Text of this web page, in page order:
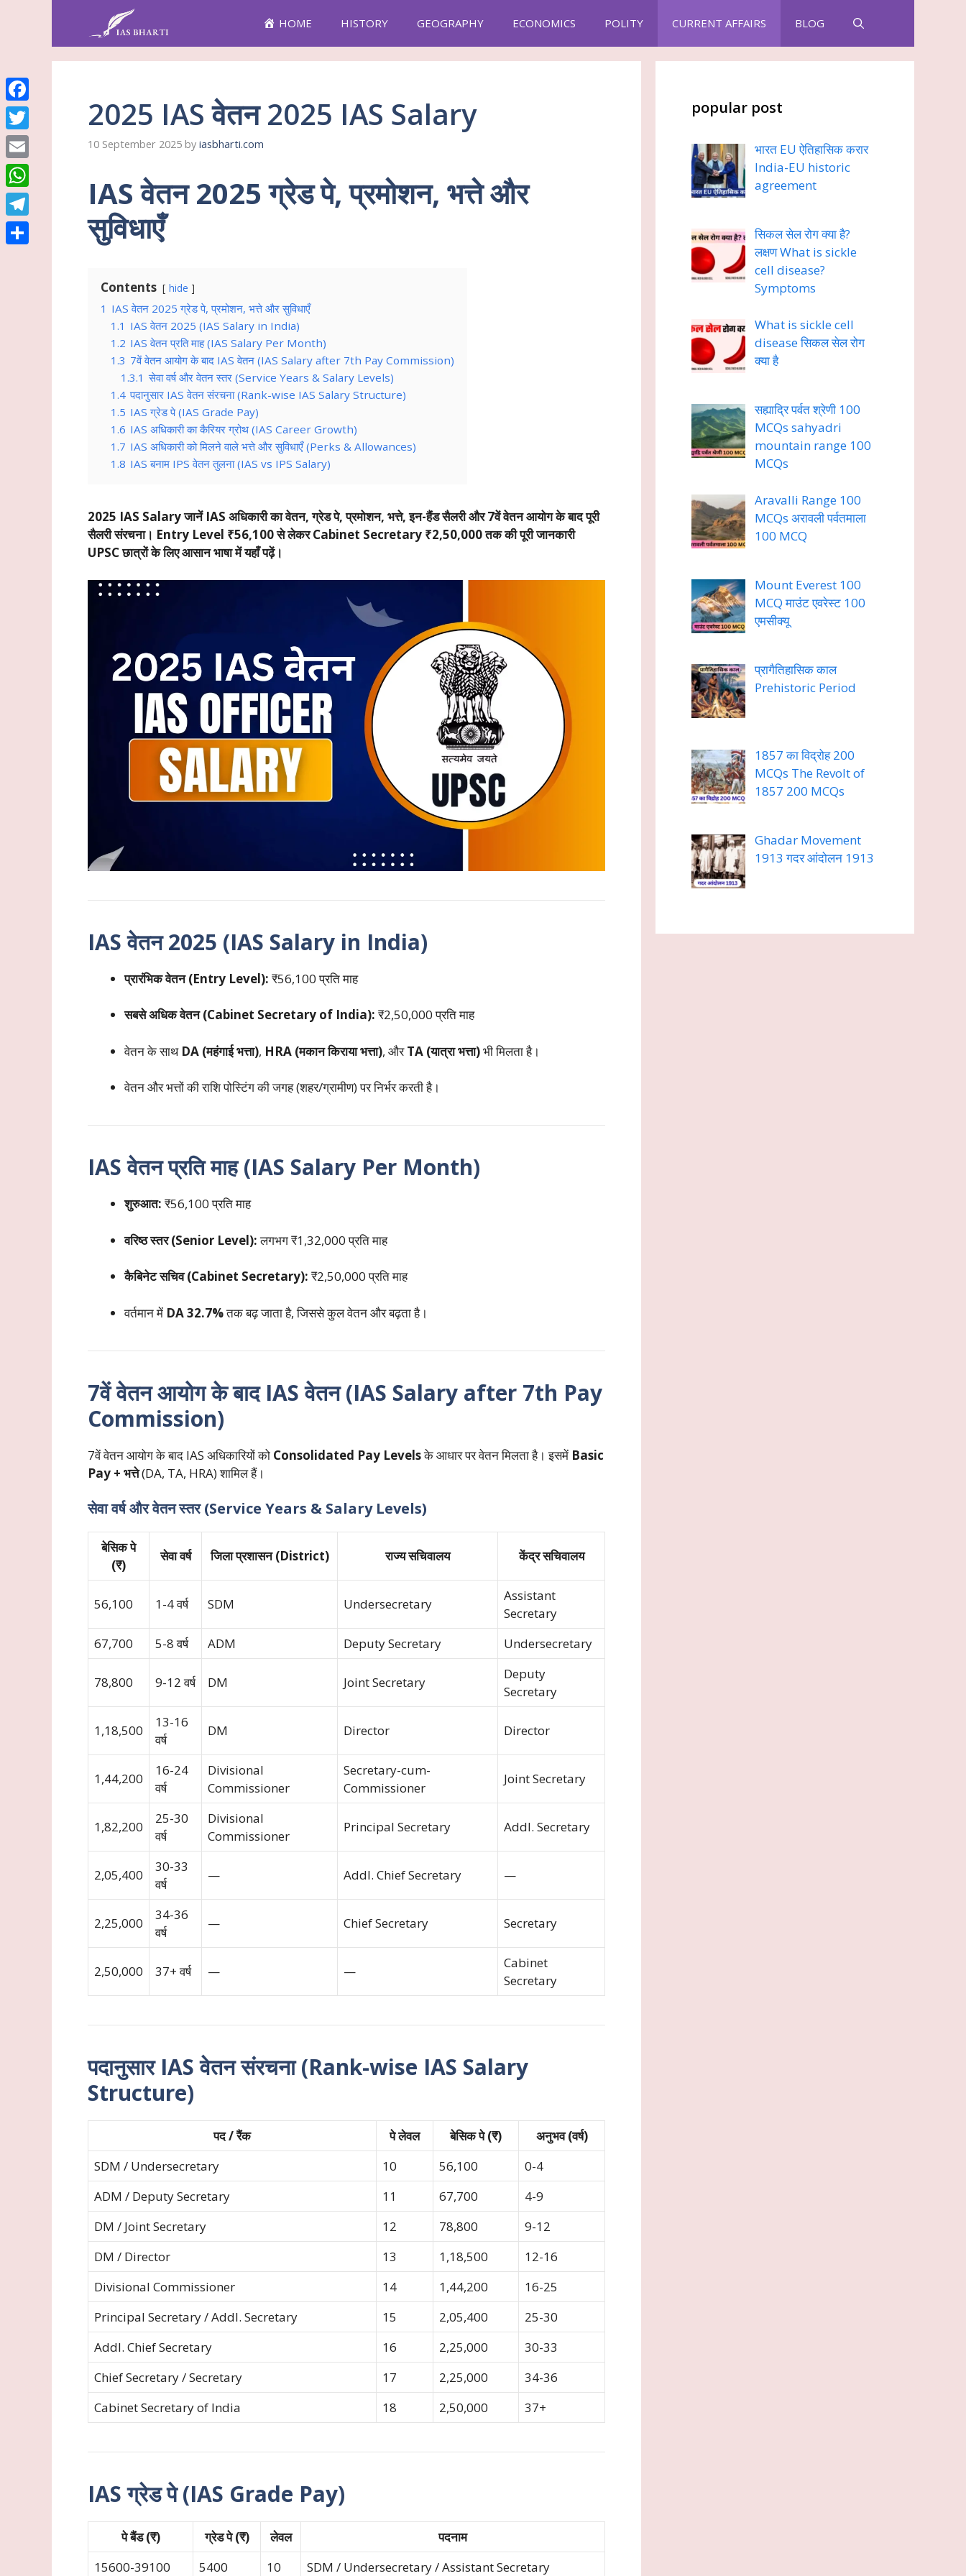
HOME HISTORY GEOGRAPHY ECONOMICS POLITY CURRENT AFFAIRS BLOG
2025 IAS वेतन 2025 IAS Salary
10 September 2025 by iasbharti.com
IAS वेतन 2025 ग्रेड पे, प्रमोशन, भत्ते और
सुविधाएँ
Contents hide
1 IAS वेतन 2025 ग्रेड पे, प्रमोशन, भत्ते और सुविधाएँ
1.1 IAS वेतन 2025 (IAS Salary in India)
1.2 IAS वेतन प्रति माह (IAS Salary Per Month)
1.3 7वें वेतन आयोग के बाद IAS वेतन (IAS Salary after 7th Pay Commission)
1.3.1 सेवा वर्ष और वेतन स्तर (Service Years & Salary Levels)
1.4 पदानुसार IAS वेतन संरचना (Rank-wise IAS Salary Structure)
1.5 IAS ग्रेड पे (IAS Grade Pay)
1.6 IAS अधिकारी का कैरियर ग्रोथ (IAS Career Growth)
1.7 IAS अधिकारी को मिलने वाले भत्ते और सुविधाएँ (Perks & Allowances)
1.8 IAS बनाम IPS वेतन तुलना (IAS vs IPS Salary)
2025 IAS Salary जानें IAS अधिकारी का वेतन, ग्रेड पे, प्रमोशन, भत्ते, इन-हैंड सैलरी और 7वें वेतन आयोग के बाद पूरी
सैलरी संरचना। Entry Level ₹56,100 से लेकर Cabinet Secretary ₹2,50,000 तक की पूरी जानकारी
UPSC छात्रों के लिए आसान भाषा में यहाँ पढ़ें।
IAS वेतन 2025 (IAS Salary in India)
प्रारंभिक वेतन (Entry Level): ₹56,100 प्रति माह
सबसे अधिक वेतन (Cabinet Secretary of India): ₹2,50,000 प्रति माह
वेतन के साथ DA (महंगाई भत्ता), HRA (मकान किराया भत्ता), औरTA (यात्रा भत्ता)भी मिलता है।
वेतन और भत्तों की राशि पोस्टिंग की जगह (शहर/ग्रामीण) पर निर्भर करती है।
IAS वेतन प्रति माह (IAS Salary Per Month)
शुरुआत: ₹56,100 प्रति माह
वरिष्ठ स्तर (Senior Level):लगभग ₹1,32,000 प्रति माह
कैबिनेट सचिव (Cabinet Secretary): ₹2,50,000 प्रति माह
वर्तमान में DA 32.7%तक बढ़ जाता है, जिससे कुल वेतन और बढ़ता है।
7वें वेतन आयोग के बाद IAS वेतन (IAS Salary after 7th Pay
Commission)
7वें वेतन आयोग के बाद IAS अधिकारियों को Consolidated Pay Levelsके आधार पर वेतन मिलता है। इसमें Basic
Pay + भत्ते(DA, TA, HRA) शामिल हैं।
सेवा वर्ष और वेतन स्तर (Service Years & Salary Levels)
बेसिक पे
(₹)
सेवा वर्ष जिला प्रशासन (District) राज्य सचिवालय केंद्र सचिवालय
56,100 1-4 वर्ष SDM Undersecretary
Assistant
Secretary
67,700
5-8 वर्ष ADM Deputy Secretary Undersecretary
78,800 9-12 वर्ष DM Joint Secretary
Deputy
Secretary
1,18,500
13-16
वर्ष
DM Director Director
1,44,200
16-24
वर्ष
Divisional
Commissioner
Secretary-cum-
Commissioner
Joint Secretary
1,82,200
25-30
वर्ष
Divisional
Commissioner
Principal Secretary Addl. Secretary
2,05,400
30-33
वर्ष
— Addl. Chief Secretary —
2,25,000
34-36
वर्ष
— Chief Secretary Secretary
2,50,000 37+ वर्ष — —
Cabinet
Secretary
पदानुसार IAS वेतन संरचना (Rank-wise IAS Salary
Structure)
पद / रैंक पे लेवल बेसिक पे (₹)
अनुभव (वर्ष)
SDM / Undersecretary
10 56,100
0-4
ADM / Deputy Secretary
11 67,700
4-9
DM / Joint Secretary
12 78,800
9-12
DM / Director
13 1,18,500
12-16
Divisional Commissioner
14 1,44,200
16-25
Principal Secretary / Addl. Secretary
15 2,05,400
25-30
Addl. Chief Secretary
16 2,25,000
30-33
Chief Secretary / Secretary
17 2,25,000
34-36
Cabinet Secretary of India
18 2,50,000 37+
IAS ग्रेड पे (IAS Grade Pay)
पे बैंड (₹) ग्रेड पे (₹) लेवल
पदनाम
15600-39100
5400 10 SDM / Undersecretary / Assistant Secretary
popular post
भारत EU ऐतिहासिक करार
India-EU historic
agreement
सिकल सेल रोग क्या है?
लक्षण What is sickle
cell disease?
Symptoms
What is sickle cell
disease सिकल सेल रोग
क्या है
सह्याद्रि पर्वत श्रेणी 100
MCQs sahyadri
mountain range 100
MCQs
Aravalli Range 100
MCQs अरावली पर्वतमाला
100 MCQ
Mount Everest 100
MCQ माउंट एवरेस्ट 100
एमसीक्यू
प्रागैतिहासिक काल
Prehistoric Period
1857 का विद्रोह 200
MCQs The Revolt of
1857 200 MCQs
Ghadar Movement
1913 गदर आंदोलन 1913
Facebook
Twitter
Email
WhatsApp
Telegram